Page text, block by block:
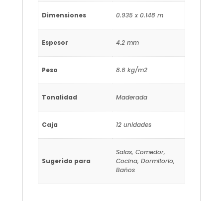
Dimensiones 0.935 x 0.148 m
Espesor 4.2 mm
Peso 8.6 kg/m2
Tonalidad Maderada
Caja 12 unidades
Sugerido para
Salas, Comedor,
Cocina, Dormitorio,
Baños